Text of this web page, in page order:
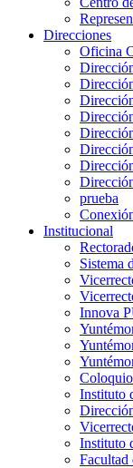
Direcciones
Oficina
prueba
Institucional
Sistema
Innova
Instituto
Instituto
Facultad